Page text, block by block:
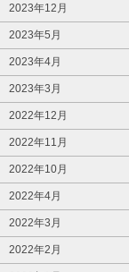
2023年12月
2023年5月
2023年4月
2023年3月
2022年12月
2022年11月
2022年10月
2022年4月
2022年3月
2022年2月